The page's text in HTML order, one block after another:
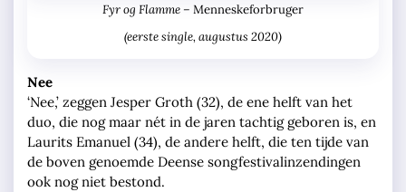
Fyr og Flamme – Menneskeforbruger
(eerste single, augustus 2020)
Nee
‘Nee,’ zeggen Jesper Groth (32), de ene helft van het
duo, die nog maar nét in de jaren tachtig geboren is, en
Laurits Emanuel (34), de andere helft, die ten tijde van
de boven genoemde Deense songfestivalinzendingen
ook nog niet bestond.